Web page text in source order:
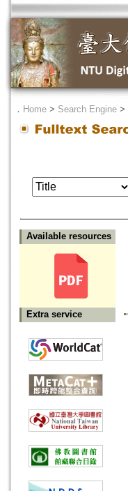
． Home > Search Engine >
Available resources
Extra service